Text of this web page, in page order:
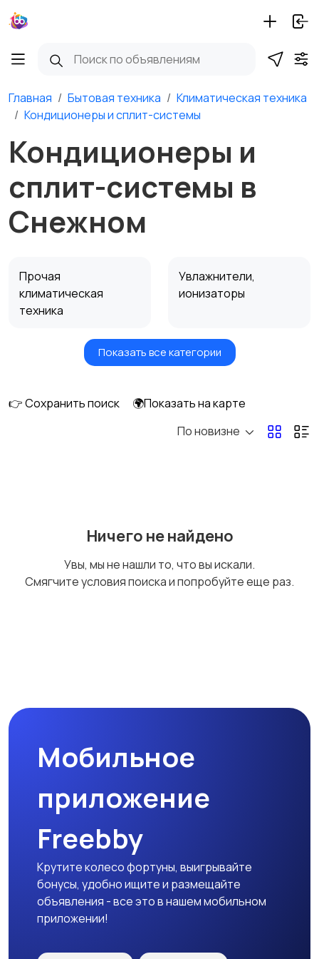
Главная Бытовая техника
Климатическая техника
Кондиционеры и сплит-системы
Кондиционеры и
сплит-системы в
Снежном
Прочая
климатическая
техника
Увлажнители,
ионизаторы
Вентиляторы Обогреватели
Кондиционеры и
Показать все категории
👉 Сохранить поиск
🌍Показать на карте
По новизне
Ничего не найдено
Увы, мы не нашли то, что вы искали.
Смягчите условия поиска и попробуйте еще раз.
Мобильное
приложение
Freebby
Крутите колесо фортуны, выигрывайте
бонусы, удобно ищите и размещайте
объявления - все это в нашем мобильном
приложении!